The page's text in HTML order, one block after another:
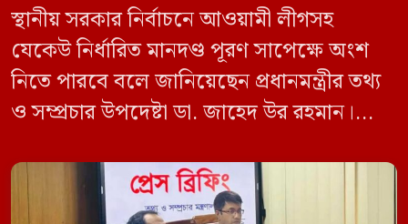
স্থানীয় সরকার নির্বাচনে আওয়ামী লীগসহ
যেকেউ নির্ধারিত মানদণ্ড পূরণ সাপেক্ষে অংশ
নিতে পারবে বলে জানিয়েছেন প্রধানমন্ত্রীর তথ্য
ও সম্প্রচার উপদেষ্টা ডা. জাহেদ উর রহমান।
সম্মেলন কক্ষে এক প্রেস ব্রিফিংয়ে সাংবাদিকদের
এক প্রশ্নের জবাবে তিনি এ কথা বলেন।